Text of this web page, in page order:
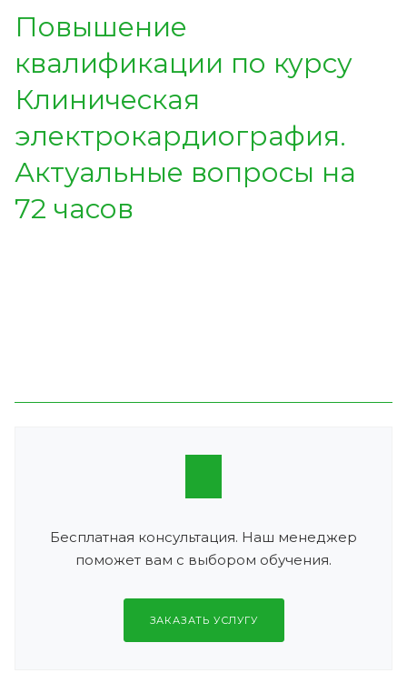
Повышение
квалификации по курсу
Клиническая
электрокардиография.
Актуальные вопросы на
72 часов
Бесплатная консультация. Наш менеджер
поможет вам с выбором обучения.
ЗАКАЗАТЬ УСЛУГУ